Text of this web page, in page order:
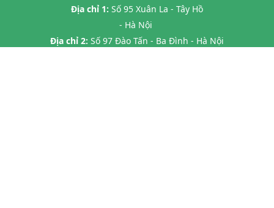
Địa chỉ 1: Số 95 Xuân La - Tây Hồ
- Hà Nội
Địa chỉ 2: Số 97 Đào Tấn - Ba Đình - Hà Nội